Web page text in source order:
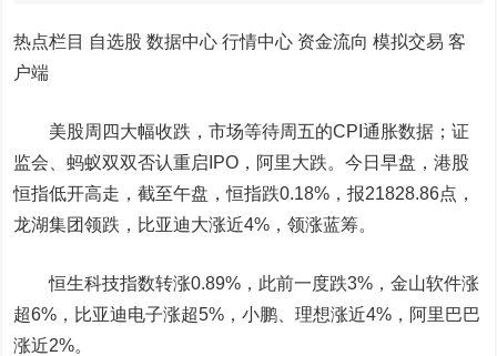
热点栏目 自选股 数据中心 行情中心 资金流向 模拟交易 客
户端
美股周四大幅收跌，市场等待周五的CPI通胀数据；证
监会、蚂蚁双双否认重启IPO，阿里大跌。今日早盘，港股
恒指低开高走，截至午盘，恒指跌0.18%，报21828.86点，
龙湖集团领跌， 比亚迪大涨近4%，领涨蓝筹。
恒生科技指数转涨0.89%，此前一度跌3%，金山软件涨
超6%， 比亚迪电子涨超5%，小鹏、理想涨近4%，阿里巴巴
涨近2%。